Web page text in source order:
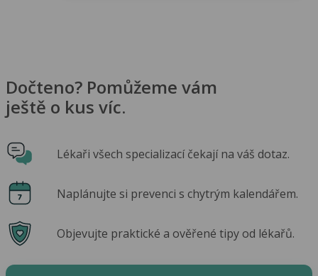
Dočteno? Pomůžeme vám
ještě o kus víc.
Lékaři všech specializací čekají na váš dotaz.
Naplánujte si prevenci s chytrým kalendářem.
Objevujte praktické a ověřené tipy od lékařů.